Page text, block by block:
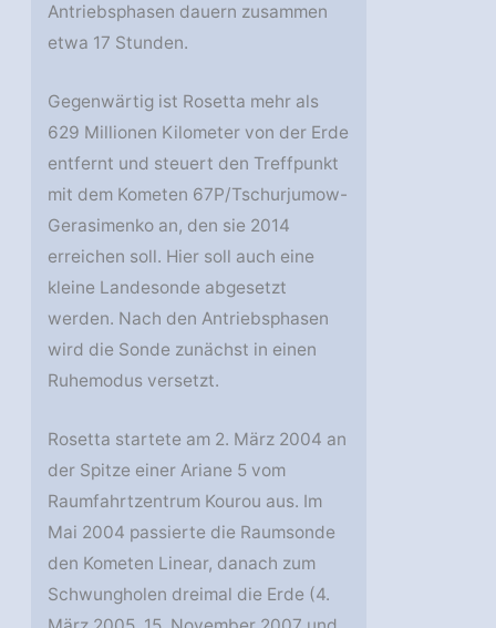
Antriebsphasen dauern zusammen
etwa 17 Stunden.
Gegenwärtig ist Rosetta mehr als
629 Millionen Kilometer von der Erde
entfernt und steuert den Treffpunkt
mit dem Kometen 67P/Tschurjumow-
Gerasimenko an, den sie 2014
erreichen soll. Hier soll auch eine
kleine Landesonde abgesetzt
werden. Nach den Antriebsphasen
wird die Sonde zunächst in einen
Ruhemodus versetzt.
Rosetta startete am 2. März 2004 an
der Spitze einer Ariane 5 vom
Raumfahrtzentrum Kourou aus. Im
Mai 2004 passierte die Raumsonde
den Kometen Linear, danach zum
Schwungholen dreimal die Erde (4.